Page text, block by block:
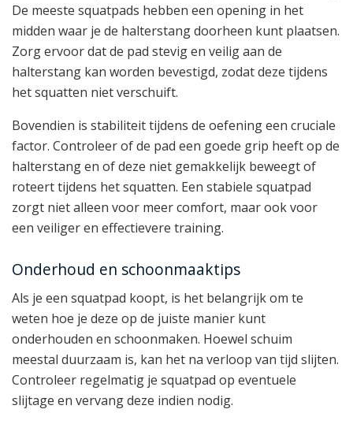
De meeste squatpads hebben een opening in het
midden waar je de halterstang doorheen kunt plaatsen.
Zorg ervoor dat de pad stevig en veilig aan de
halterstang kan worden bevestigd, zodat deze tijdens
het squatten niet verschuift.
Bovendien is stabiliteit tijdens de oefening een cruciale
factor. Controleer of de pad een goede grip heeft op de
halterstang en of deze niet gemakkelijk beweegt of
roteert tijdens het squatten. Een stabiele squatpad
zorgt niet alleen voor meer comfort, maar ook voor
een veiliger en effectievere training.
Onderhoud en schoonmaaktips
Als je een squatpad koopt, is het belangrijk om te
weten hoe je deze op de juiste manier kunt
onderhouden en schoonmaken. Hoewel schuim
meestal duurzaam is, kan het na verloop van tijd slijten.
Controleer regelmatig je squatpad op eventuele
slijtage en vervang deze indien nodig.